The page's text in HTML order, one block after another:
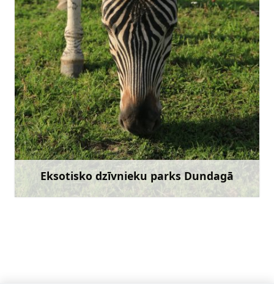
Eksotisko dzīvnieku parks Dundagā
evitalauksteine@inbox.lv
+371 26378042
Doties
Uzzināt vairāk